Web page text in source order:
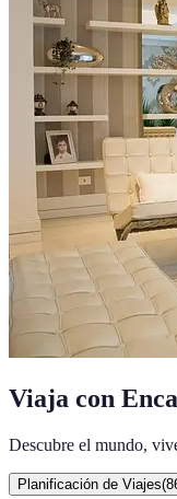
Viaja con
Descubre el mundo,
Planificación de Viajes(